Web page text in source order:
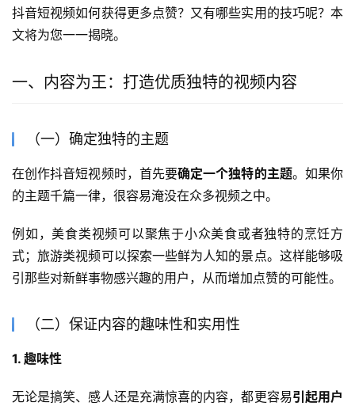
抖音短视频如何获得更多点赞？又有哪些实用的技巧呢？本
文将为您一一揭晓。
一、内容为王：打造优质独特的视频内容
（一）确定独特的主题
在创作抖音短视频时，首先要确定一个独特的主题。如果你
的主题千篇一律，很容易淹没在众多视频之中。
例如，美食类视频可以聚焦于小众美食或者独特的烹饪方
式；旅游类视频可以探索一些鲜为人知的景点。这样能够吸
引那些对新鲜事物感兴趣的用户，从而增加点赞的可能性。
（二）保证内容的趣味性和实用性
1. 趣味性
无论是搞笑、感人还是充满惊喜的内容，都更容易引起用户